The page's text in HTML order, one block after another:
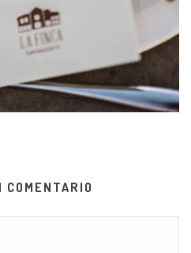
COMENTARIO